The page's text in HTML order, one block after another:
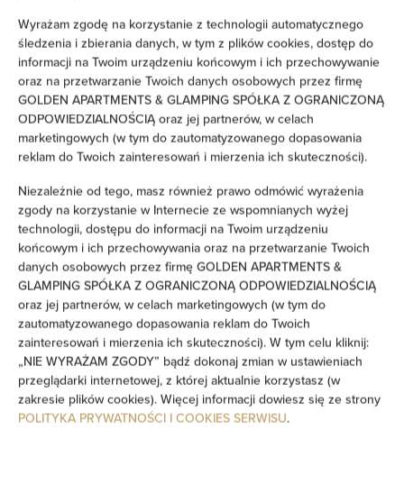
Suszarka do włosów
Żelazko
Wieszak na ubrania
Szafa / garderoba
Sprzęt do prasowania
Pralka
Prywatna łazienka
Wanna lub prysznic
Telewizor z płaskim ekranem
Telewizor
Wyrażam zgodę na korzystanie z technologii automatycznego
śledzenia i zbierania danych, w tym z plików cookies, dostęp do
informacji na Twoim urządzeniu końcowym i ich przechowywanie
oraz na przetwarzanie Twoich danych osobowych przez firmę
GOLDEN APARTMENTS & GLAMPING SPÓŁKA Z OGRANICZONĄ
ODPOWIEDZIALNOŚCIĄ oraz jej partnerów, w celach
marketingowych (w tym do zautomatyzowanego dopasowania
reklam do Twoich zainteresowań i mierzenia ich skuteczności).
Niezależnie od tego, masz również prawo odmówić wyrażenia
zgody na korzystanie w Internecie ze wspomnianych wyżej
technologii, dostępu do informacji na Twoim urządzeniu
końcowym i ich przechowywania oraz na przetwarzanie Twoich
danych osobowych przez firmę GOLDEN APARTMENTS &
GLAMPING SPÓŁKA Z OGRANICZONĄ ODPOWIEDZIALNOŚCIĄ
oraz jej partnerów, w celach marketingowych (w tym do
zautomatyzowanego dopasowania reklam do Twoich
zainteresowań i mierzenia ich skuteczności). W tym celu kliknij:
„NIE WYRAŻAM ZGODY” bądź dokonaj zmian w ustawieniach
przeglądarki internetowej, z której aktualnie korzystasz (w
zakresie plików cookies). Więcej informacji dowiesz się ze strony
POLITYKA PRYWATNOŚCI I COOKIES SERWISU.